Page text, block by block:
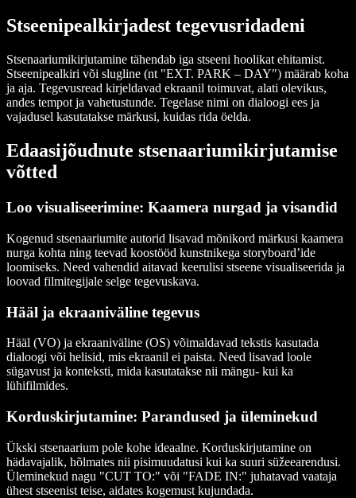
Stseenipealkirjadest tegevusridadeni
Stsenaariumikirjutamine tähendab iga stseeni hoolikat ehitamist.
Stseenipealkiri või slugline (nt "EXT. PARK – DAY") määrab koha
ja aja. Tegevusread kirjeldavad ekraanil toimuvat, alati olevikus,
andes tempot ja vahetustunde. Tegelase nimi on dialoogi ees ja
vajadusel kasutatakse märkusi, kuidas rida öelda.
Edaasijõudnute stsenaariumikirjutamise
võtted
Loo visualiseerimine: Kaamera nurgad ja visandid
Kogenud stsenaariumite autorid lisavad mõnikord märkusi kaamera
nurga kohta ning teevad koostööd kunstnikega storyboard’ide
loomiseks. Need vahendid aitavad keerulisi stseene visualiseerida ja
loovad filmitegijale selge tegevuskava.
Hääl ja ekraaniväline tegevus
Hääl (VO) ja ekraaniväline (OS) võimaldavad tekstis kasutada
dialoogi või helisid, mis ekraanil ei paista. Need lisavad loole
sügavust ja konteksti, mida kasutatakse nii mängu- kui ka
lühifilmides.
Korduskirjutamine: Parandused ja üleminekud
Ükski stsenaarium pole kohe ideaalne. Korduskirjutamine on
hädavajalik, hõlmates nii pisimuudatusi kui ka suuri süžeearendusi.
Üleminekud nagu "CUT TO:" või "FADE IN:" juhatavad vaataja
ühest stseenist teise, aidates kogemust kujundada.